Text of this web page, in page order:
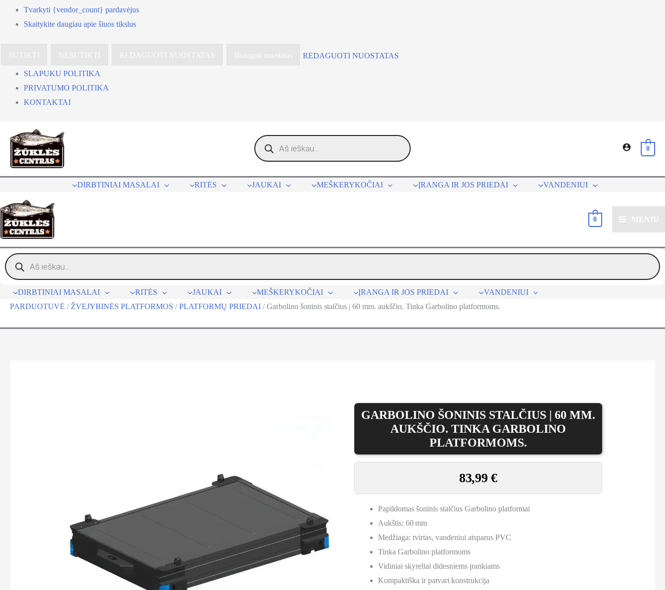
Tvarkyti {vendor_count} pardavėjus
Skaitykite daugiau apie šiuos tikslus
SUTIKTI NESUTIKTI REDAGUOTI NUOSTATAS Išsaugoti nuostatas REDAGUOTI NUOSTATAS
SLAPUKU POLITIKA
PRIVATUMO POLITIKA
KONTAKTAI
prie
turinio
Products
search
0
DIRBTINIAI MASALAI RITĖS JAUKAI MEŠKERYKOČIAI ĮRANGA IR JOS PRIEDAI VANDENIUI
0 MENIU
Products
search
DIRBTINIAI MASALAI RITĖS JAUKAI MEŠKERYKOČIAI ĮRANGA IR JOS PRIEDAI
VANDENIUI
PARDUOTUVĖ / ŽVEJYBINĖS PLATFORMOS /PLATFORMŲ PRIEDAI /Garbolino šoninis stalčius | 60 mm. aukščio. Tinka Garbolino platformoms.
GARBOLINO ŠONINIS STALČIUS | 60 MM.
AUKŠČIO. TINKA GARBOLINO
PLATFORMOMS.
83,99€
Papildomas šoninis stalčius Garbolino platformai
Aukštis: 60 mm
Medžiaga: tvirtas, vandeniui atsparus PVC
Tinka Garbolino platformoms
Vidiniai skyreliai didesniems įrankiams
Kompaktiška ir patvari konstrukcija